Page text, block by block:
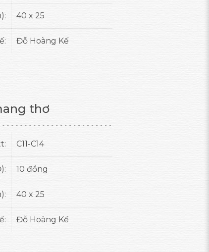
40 x 25
Đỗ Hoàng Kế
thơ
C11-C14
10 đồng
40 x 25
Đỗ Hoàng Kế